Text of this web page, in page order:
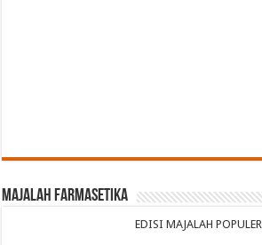
Majalah Farmasetika
EDISI MAJALAH POPULER